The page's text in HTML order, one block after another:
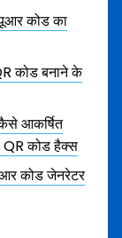
कोड का
कोड बनाने के
आकर्षित
कोड हैक्स
कोड जेनरेटर